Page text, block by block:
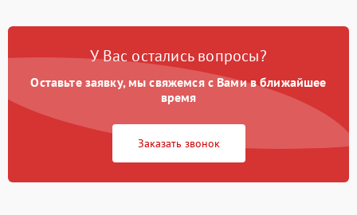
Проблемы с набором
Не работает сушилка 2100 ₽ Подробнее →
Сбои в работе таймера 1700 ₽
У Вас остались вопросы?
Оставьте заявку, мы свяжемся с Вами в ближайшее
время
Заказать звонок